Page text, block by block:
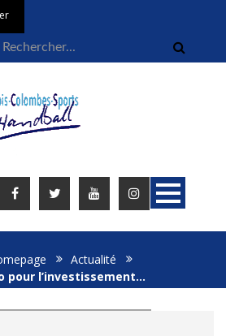
Actualité
pour l’investissement…